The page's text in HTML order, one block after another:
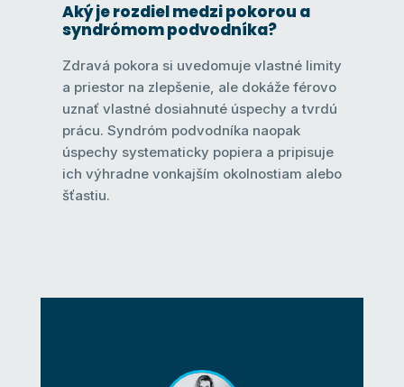
Aký je rozdiel medzi pokorou a
syndrómom podvodníka?
Zdravá pokora si uvedomuje vlastné limity
a priestor na zlepšenie, ale dokáže férovo
uznať vlastné dosiahnuté úspechy a tvrdú
prácu. Syndróm podvodníka naopak
úspechy systematicky popiera a pripisuje
ich výhradne vonkajším okolnostiam alebo
šťastiu.